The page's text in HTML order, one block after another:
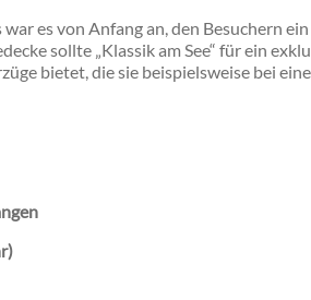
es von Anfang an, den Besuchern
sollte „Klassik am See“ für ein
bietet, die sie beispielsweise bei